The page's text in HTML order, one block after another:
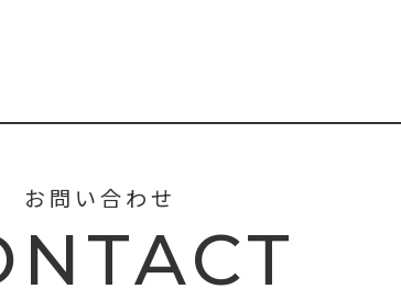
お問い合わせ